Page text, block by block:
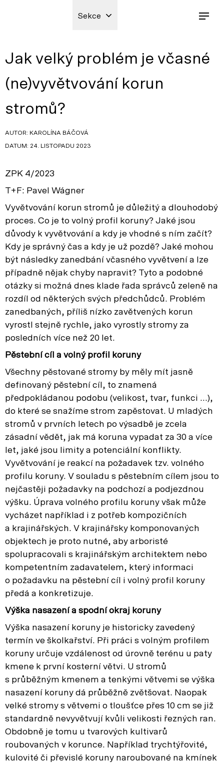
Sekce
Jak velký problém je včasné
(ne)vyvětvování korun
stromů?
AUTOR: KAROLÍNA BÁČOVÁ
DATUM: 24. LISTOPADU 2023
ZPK 4/2023
T+F: Pavel Wágner
Vyvětvování korun stromů je důležitý a dlouhodobý
proces. Co je to volný profil koruny? Jaké jsou
důvody k vyvětvování a kdy je vhodné s ním začít?
Kdy je správný čas a kdy je už pozdě? Jaké mohou
být následky zanedbání včasného vyvětvení a lze
případně nějak chyby napravit? Tyto a podobné
otázky si možná dnes klade řada správců zeleně na
rozdíl od některých svých předchůdců. Problém
zanedbaných, příliš nízko zavětvených korun
vyrostl stejně rychle, jako vyrostly stromy za
posledních více než 20 let.
Pěstební cíl a volný profil koruny
Všechny pěstované stromy by měly mít jasně
definovaný pěstební cíl, to znamená
předpokládanou podobu (velikost, tvar, funkci …),
do které se snažíme strom zapěstovat. U mladých
stromů v prvních letech po výsadbě je zcela
zásadní vědět, jak má koruna vypadat za 30 a více
let, jaké jsou limity a potenciální konflikty.
Vyvětvování je reakcí na požadavek tzv. volného
profilu koruny. V souladu s pěstebním cílem jsou to
nejčastěji požadavky na podchozí a podjezdnou
výšku. Úprava volného profilu koruny však může
vycházet například i z potřeb kompozičních
a krajinářských. V krajinářsky komponovaných
objektech je proto nutné, aby arboristé
spolupracovali s krajinářským architektem nebo
kompetentním zadavatelem, který informaci
o požadavku na pěstební cíl i volný profil koruny
předá a konkretizuje.
Výška nasazení a spodní okraj koruny
Výška nasazení koruny je historicky zavedený
termín ve školkařství. Při práci s volným profilem
koruny určuje vzdálenost od úrovně terénu u paty
kmene k první kosterní větvi. U stromů
s průběžným kmenem a tenkými větvemi se výška
nasazení koruny dá průběžně zvětšovat. Naopak
velké stromy s větvemi o tloušťce přes 10 cm se již
standardně nevyvětvují kvůli velikosti řezných ran.
Obdobně je tomu u tvarových kultivarů
roubovaných v korunce. Například trychtýřovité,
kulovité či převislé koruny naroubované na kmínek